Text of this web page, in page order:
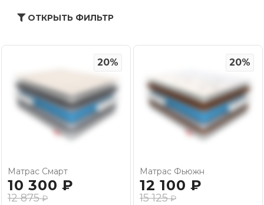
ОТКРЫТЬ ФИЛЬТР
20%
Матрас Смарт
10 300 ₽
12 875₽
20%
Матрас Фьюжн
12 100 ₽
15 125₽